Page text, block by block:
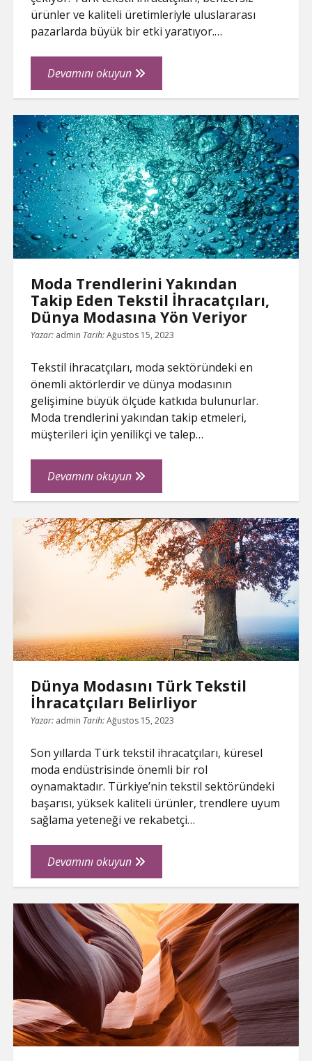
ürünler ve kaliteli üretimleriyle uluslararası
pazarlarda büyük bir etki yaratıyor.…
Devamını okuyunTürk
Tekstil
Göz
Kamaştırıyor:
İşte
Başarı
Öyküleri
Moda Trendlerini Yakından
Takip Eden Tekstil İhracatçıları,
Dünya Modasına Yön Veriyor
Yazar: admin Tarih:Ağustos 15, 2023
Tekstil ihracatçıları, moda sektöründeki en
önemli aktörlerdir ve dünya modasının
gelişimine büyük ölçüde katkıda bulunurlar.
Moda trendlerini yakından takip etmeleri,
müşterileri için yenilikçi ve talep…
Devamını okuyunModa
Trendlerini
Takip
Eden
Tekstil
İhracatçıları,
Dünya
Yön
Veriyor
Dünya Modasını Türk Tekstil
İhracatçıları Belirliyor
Yazar: admin Tarih:Ağustos 15, 2023
Son yıllarda Türk tekstil ihracatçıları, küresel
moda endüstrisinde önemli bir rol
oynamaktadır. Türkiye’nin tekstil sektöründeki
başarısı, yüksek kaliteli ürünler, trendlere uyum
sağlama yeteneği ve rekabetçi…
Devamını okuyunDünya
Modasını
Tekstil
İhracatçıları
Belirliyor